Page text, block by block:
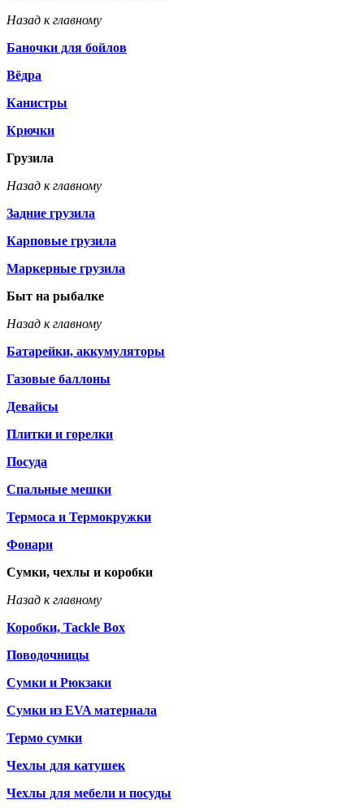
Назад к главному
Баночки для бойлов
Вёдра
Канистры
Крючки
Грузила
Назад к главному
Задние грузила
Карповые грузила
Маркерные грузила
Быт на рыбалке
Назад к главному
Батарейки, аккумуляторы
Газовые баллоны
Девайсы
Плитки и горелки
Посуда
Спальные мешки
Термоса и Термокружки
Фонари
Сумки, чехлы и коробки
Назад к главному
Коробки, Tackle Box
Поводочницы
Сумки и Рюкзаки
Сумки из EVA материала
Термо сумки
Чехлы для катушек
Чехлы для мебели и посуды